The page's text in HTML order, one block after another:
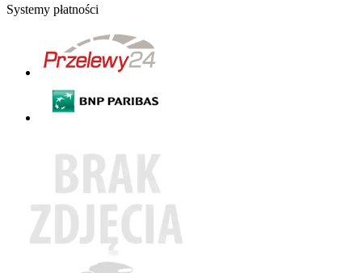
Systemy płatności